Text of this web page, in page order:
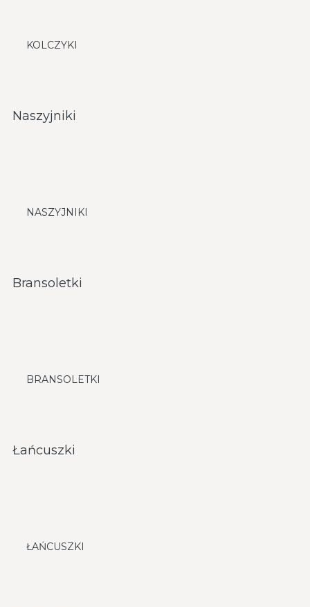
KOLCZYKI
Naszyjniki
NASZYJNIKI
Bransoletki
BRANSOLETKI
Łańcuszki
ŁAŃCUSZKI